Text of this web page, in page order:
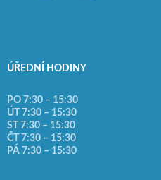
ÚŘEDNÍ HODINY
PO 7:30 – 15:30
ÚT 7:30 – 15:30
ST 7:30 – 15:30
ČT 7:30 – 15:30
PÁ 7:30 – 15:30